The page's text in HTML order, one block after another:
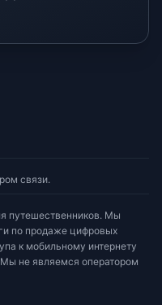
связи.
путешественников. Мы
по продаже цифровых
к мобильному интернету
Мы не являемся оператором